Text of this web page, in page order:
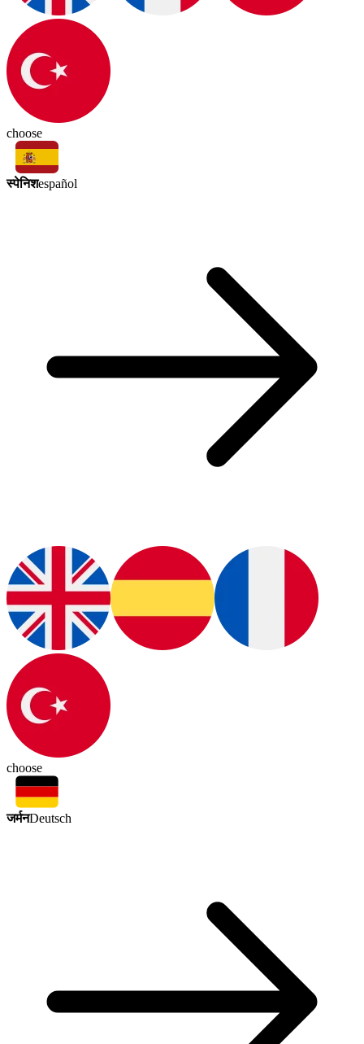
choose
स्पेनिशespañol
choose
जर्मनDeutsch